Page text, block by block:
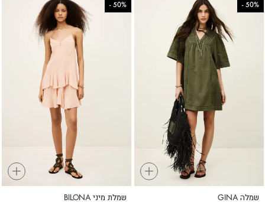
+
50%
-
שמלה GINA
+
50%
-
שמלת מיני BILONA